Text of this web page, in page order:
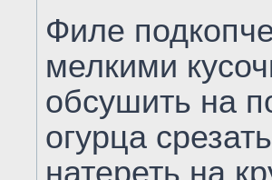
Филе
мелкими
обсушить на
огурца
натереть на